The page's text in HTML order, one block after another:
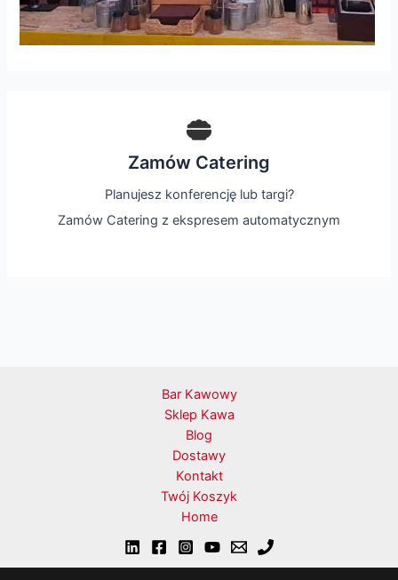
Zamów Catering
Planujesz konferencję lub targi?
Zamów Catering z ekspresem automatycznym
Bar Kawowy
Sklep Kawa
Blog
Dostawy
Kontakt
Twój Koszyk
Home